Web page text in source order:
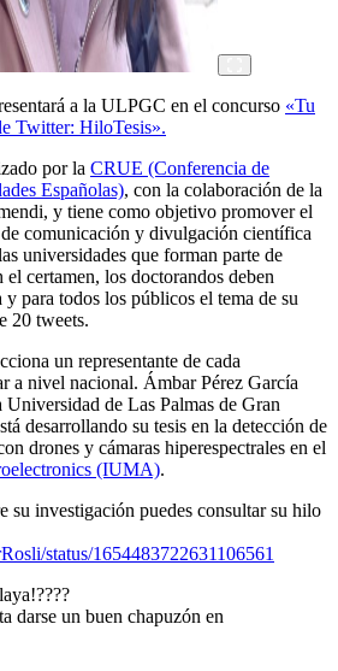
a la ULPGC en el concurso «Tu
Twitter: HiloTesis».
por la CRUE (Conferencia de
Españolas), con la colaboración de la
y tiene como objetivo promover el
comunicación y divulgación científica
universidades que forman parte de
certamen, los doctorandos deben
para todos los públicos el tema de su
20 tweets.
un representante de cada
a nivel nacional. Ámbar Pérez García
Universidad de Las Palmas de Gran
desarrollando su tesis en la detección de
drones y cámaras hiperespectrales en el
(IUMA).
su investigación puedes consultar su hilo
status/1654483722631106561
darse un buen chapuzón en